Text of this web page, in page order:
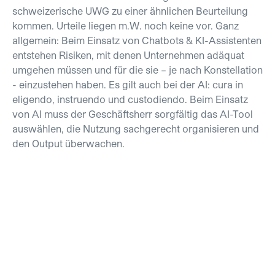
schweizerische UWG zu einer ähnlichen Beurteilung
kommen. Urteile liegen m.W. noch keine vor. Ganz
allgemein: Beim Einsatz von Chatbots & KI-Assistenten
entstehen Risiken, mit denen Unternehmen adäquat
umgehen müssen und für die sie – je nach Konstellation
- einzustehen haben. Es gilt auch bei der AI: cura in
eligendo, instruendo und custodiendo. Beim Einsatz
von AI muss der Geschäftsherr sorgfältig das AI-Tool
auswählen, die Nutzung sachgerecht organisieren und
den Output überwachen.